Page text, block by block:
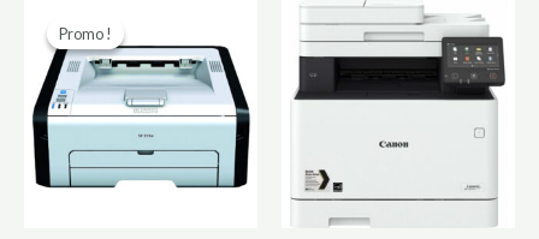
Promo !
Promo !
prix
initial
était :
85000 CFA.
actuel
est :
70000 CFA.